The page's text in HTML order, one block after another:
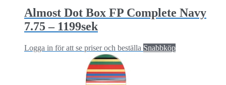
Almost Dot Box FP Complete Navy
7.75 – 1199sek
Logga in för att se priser och beställa Snabbköp